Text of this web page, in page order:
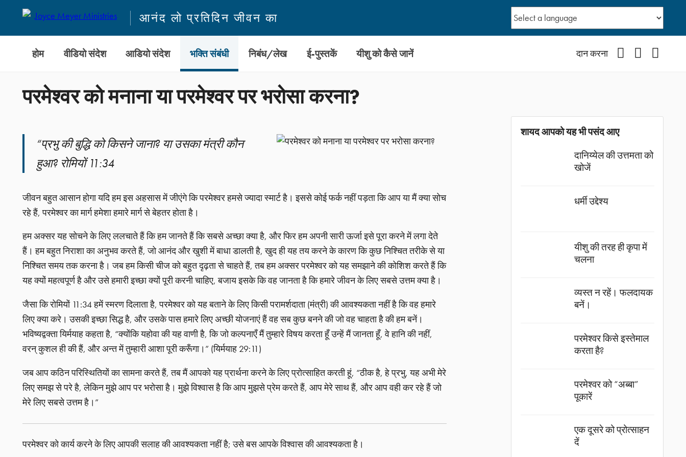
आनंद लो प्रतिदिन जीवन का
होम वीडियो संदेश आडियो संदेश भक्ति संबंधी निबंध/लेख ई-पुस्तकें यीशु को कैसे जानें दान करना
परमेश्वर को मनाना या परमेश्वर पर भरोसा करना?
“प्रभु की बुद्धि को किसने जाना? या उसका मंत्री कौन
हुआ? रोमियों 11:34
जीवन बहुत आसान होगा यदि हम इस अहसास में जीएंगे कि परमेश्वर हमसे ज्यादा स्मार्ट है। इससे कोई फर्क नहीं पड़ता कि आप या मैं क्या सोच
रहे हैं, परमेश्वर का मार्ग हमेशा हमारे मार्ग से बेहतर होता है।
हम अक्सर यह सोचने के लिए ललचाते हैं कि हम जानते हैं कि सबसे अच्छा क्या है, और फिर हम अपनी सारी ऊर्जा इसे पूरा करने में लगा देते
हैं। हम बहुत निराशा का अनुभव करते हैं, जो आनंद और खुशी में बाधा डालती है, खुद ही यह तय करने के कारण कि कुछ निश्चित तरीके से या
निश्चित समय तक करना है। जब हम किसी चीज को बहुत दृढ़ता से चाहते हैं, तब हम अक्सर परमेश्वर को यह समझाने की कोशिश करते हैं कि
यह क्यों महत्वपूर्ण है और उसे हमारी इच्छा क्यों पूरी करनी चाहिए, बजाय इसके कि वह जानता है कि हमारे जीवन के लिए सबसे उत्तम क्या है।
जैसा कि रोमियों 11:34 हमें स्मरण दिलाता है, परमेश्वर को यह बताने के लिए किसी परामर्शदाता (मंत्री) की आवश्यकता नहीं है कि वह हमारे
लिए क्या करे। उसकी इच्छा सिद्ध है, और उसके पास हमारे लिए अच्छी योजनाएं हैं वह सब कुछ बनने की जो वह चाहता है की हम बनें।
भविष्यद्वक्ता यिर्मयाह कहता है, “क्योंकि यहोवा की यह वाणी है, कि जो कल्पनाएँ मैं तुम्हारे विषय करता हूँ उन्हें मैं जानता हूँ, वे हानि की नहीं,
वरन् कुशल ही की हैं, और अन्त में तुम्हारी आशा पूरी करूँगा।” (यिर्मयाह 29:11)
जब आप कठिन परिस्थितियों का सामना करते हैं, तब मैं आपको यह प्रार्थना करने के लिए प्रोत्साहित करती हूं, “ठीक है, हे प्रभु, यह अभी मेरे
लिए समझ से परे है, लेकिन मुझे आप पर भरोसा है। मुझे विश्वास है कि आप मुझसे प्रेम करते हैं, आप मेरे साथ हैं, और आप वही कर रहे हैं जो
मेरे लिए सबसे उत्तम है।”
परमेश्वर को कार्य करने के लिए आपकी सलाह की आवश्यकता नहीं है; उसे बस आपके विश्वास की आवश्यकता है।
शायद आपको यह भी पसंद आए
दानिय्येल की उत्तमता को
खोजें
धर्मी उद्देश्य
यीशु की तरह ही कृपा में
चलना
व्यस्त न रहें। फलदायक
बनें।
परमेश्वर किसे इस्तेमाल
करता है?
परमेश्वर को “अब्बा”
पूकारें
एक दूसरे को प्रोत्साहन
दें